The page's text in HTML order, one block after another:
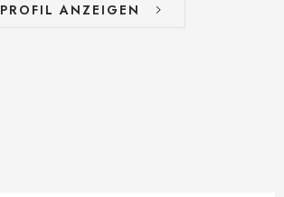
PROFIL ANZEIGEN